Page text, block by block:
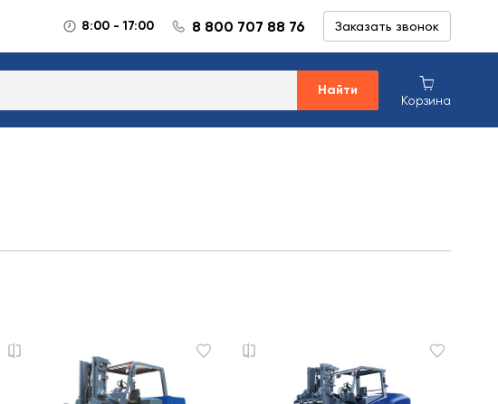
8:00 - 17:00 8 800 707 88 76 Заказать звонок
Найти
Корзина